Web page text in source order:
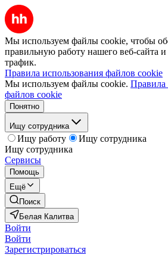
Мы используем файлы cookie, чтобы
правильную работу нашего веб-сайта и
трафик.
Правила использования файлов cookie
Мы используем файлы cookie. Правила
файлов cookie
Понятно
Ищу сотрудника
Ищу работу
Ищу сотрудника
Ищу сотрудника
Сервисы
Помощь
Ещё
Поиск
Белая Калитва
Войти
Войти
Зарегистрироваться